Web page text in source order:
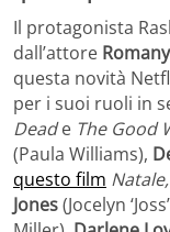
Il protagonista
dall’attore
questa novità
per i suoi ruoli in
Deade The Good
(Paula Williams),
questo film
Jones(Jocelyn